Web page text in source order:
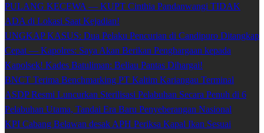
PULANG KECEWA — KUPT Cinthia Pandanwangi TIDAK
ADA di Lokasi Saat Kejadian!
UNGKAP KASUS: Dua Pelaku Pencurian di Candipuro Ditangkap
Cepat — Kapolres: Saya Akan Berikan Penghargaan kepada
Kapolsek! Kades Batuliman: Beliau Pantas Dihargai!
BNCT Terima Benchmarking PT Kaltim Kariangau Terminal
ASDP Resmi Luncurkan Sterilisasi Pelabuhan Secara Penuh di 6
Pelabuhan Utama, Tandai Era Baru Penyeberangan Nasional
KPI Cabang Belawan desak APH Periksa Kapal Ikan Sesuai